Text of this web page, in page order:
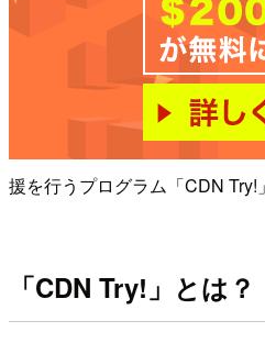
援を行うプログラム「CDN Try!
「CDN Try!」とは？